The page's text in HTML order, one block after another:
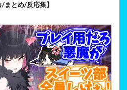
まとめ/反応集】